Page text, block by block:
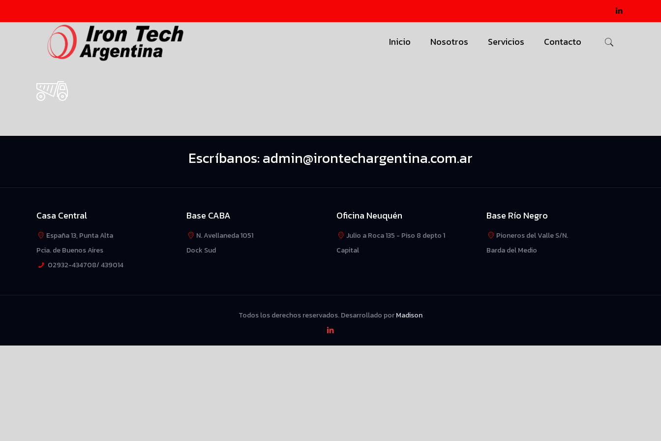
Inicio Nosotros Servicios Contacto
Escríbanos:admin@irontechargentina.com.ar
Casa Central
España 13, Punta Alta
Pcia. de Buenos Aires
02932-434708/ 439014
Base CABA
N. Avellaneda 1051
Dock Sud
Oficina Neuquén
Julio a Roca 135 - Piso 8 depto 1
Capital
Base Río Negro
Pioneros del Valle S/N.
Barda del Medio
Todos los derechos reservados. Desarrollado porMadison